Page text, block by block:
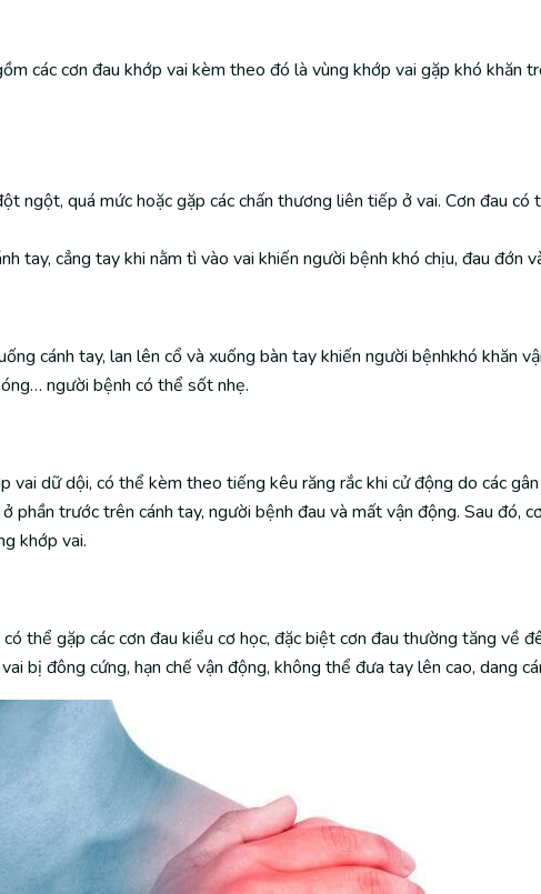
các cơn đau khớp vai kèm theo đó là vùng khớp vai gặp khó khăn
ngột, quá mức hoặc gặp các chấn thương liên tiếp ở vai. Cơn đau
tay, cẳng tay khi nằm tì vào vai khiến người bệnh khó chịu, đau đớn
cánh tay, lan lên cổ và xuống bàn tay khiến người bệnhkhó khăn
người bệnh có thể sốt nhẹ.
vai dữ dội, có thể kèm theo tiếng kêu răng rắc khi cử động do các
phần trước trên cánh tay, người bệnh đau và mất vận động. Sau đó,
khớp vai.
thể gặp các cơn đau kiểu cơ học, đặc biệt cơn đau thường tăng về
bị đông cứng, hạn chế vận động, không thể đưa tay lên cao, dang